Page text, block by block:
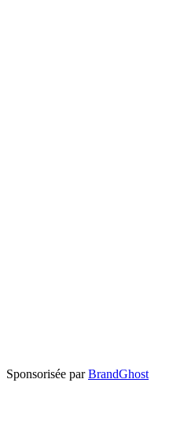
Sponsorisée par BrandGhost